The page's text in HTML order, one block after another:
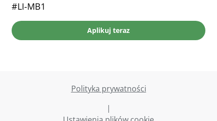
#LI-MB1
Aplikuj teraz
Polityka prywatności
|